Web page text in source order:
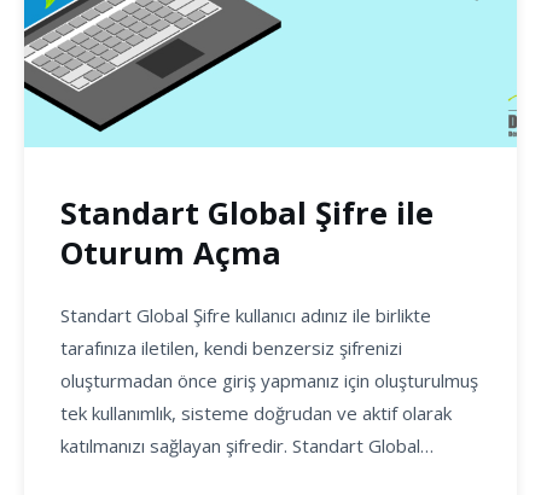
Standart Global Şifre ile
Oturum Açma
Standart Global Şifre kullanıcı adınız ile birlikte
tarafınıza iletilen, kendi benzersiz şifrenizi
oluşturmadan önce giriş yapmanız için oluşturulmuş
tek kullanımlık, sisteme doğrudan ve aktif olarak
katılmanızı sağlayan şifredir. Standart Global…